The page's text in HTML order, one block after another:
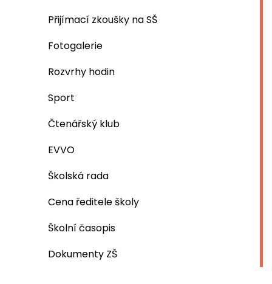
Přijímací zkoušky na SŠ
Fotogalerie
Rozvrhy hodin
Sport
Čtenářský klub
EVVO
Školská rada
Cena ředitele školy
Školní časopis
Dokumenty ZŠ